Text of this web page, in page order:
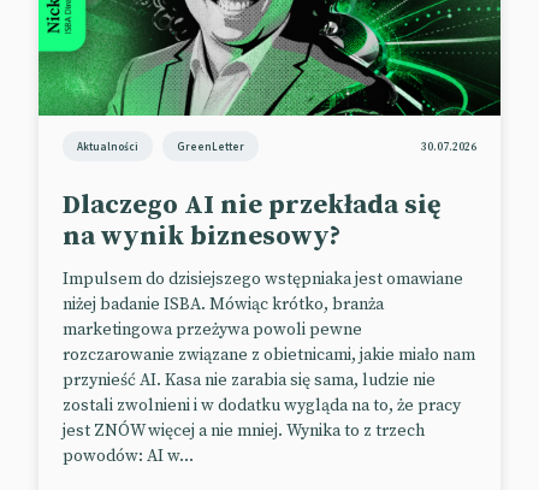
to narzędzie.
📰TechCrunch
Google zaczyna testować AI w
searchu i adsach, a także rozwija
Barda
Przychody Google z reklam w search w Q1 2023
wzrosły zaledwie o 2%, a ogólne wpływy od
reklamodawców firmy spadły rok do roku już drugi
kwartał z rzędu. Właśnie dlatego Google chce
wykorzystać moc AI i Google Shopping Graph z 35
miliardami produktów. Pierwsze efekty ich testów
mają być opublikowane 23 maja podczas
Aktualności GreenLetter 30.07.2026
Dlaczego AI nie przekłada się
na wynik biznesowy?
Impulsem do dzisiejszego wstępniaka jest omawiane
niżej badanie ISBA. Mówiąc krótko, branża
marketingowa przeżywa powoli pewne
rozczarowanie związane z obietnicami, jakie miało nam
przynieść AI. Kasa nie zarabia się sama, ludzie nie
zostali zwolnieni i w dodatku wygląda na to, że pracy
jest ZNÓW więcej a nie mniej. Wynika to z trzech
powodów: AI w...